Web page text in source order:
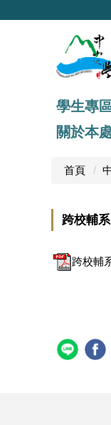
學生專
關於本
首頁
跨校輔
跨校輔